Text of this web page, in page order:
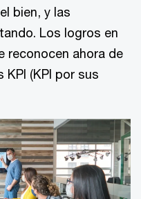
bien, y las
Los logros en
reconocen ahora de
(KPI por sus